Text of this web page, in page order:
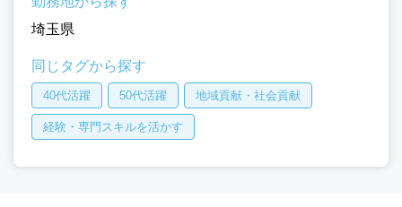
埼玉県
同じタグから探す
40代活躍 50代活躍 地域貢献・社会貢献
経験・専門スキルを活かす